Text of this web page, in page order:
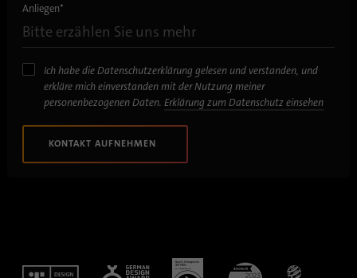
Anliegen*
Ich habe die Datenschutzerklärung gelesen und verstanden, und
erkläre mich einverstanden mit der Nutzung meiner
personenbezogenen Daten.Erklärung zum Datenschutz einsehen
KONTAKT AUFNEHMEN